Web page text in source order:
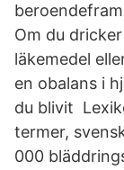
Om du
läkemedel
en obalans i
du blivit
termer,
000